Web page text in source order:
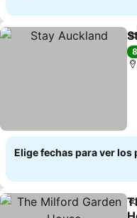
Elige fechas para ver los